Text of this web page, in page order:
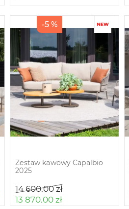
-5 %
Zestaw kawowy Capalbio
2025
14 600.00zł
13 870.00zł